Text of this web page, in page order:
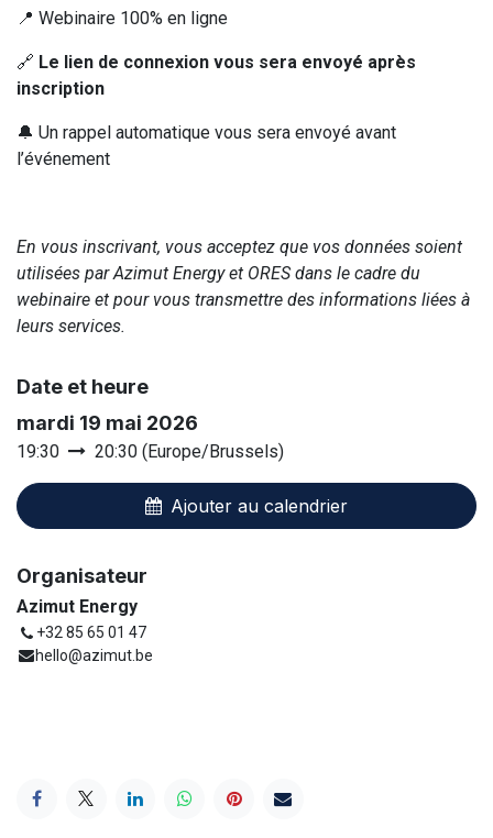
📍 Webinaire 100% en ligne
🔗 Le lien de connexion vous sera envoyé après
inscription
🔔 Un rappel automatique vous sera envoyé avant
l’événement
En vous inscrivant, vous acceptez que vos données soient
utilisées par Azimut Energy et ORES dans le cadre du
webinaire et pour vous transmettre des informations liées à
leurs services.
Date et heure
mardi 19 mai 2026
19:30 20:30 (Europe/Brussels)
Ajouter au calendrier
Organisateur
Azimut Energy
+32 85 65 01 47
hello@azimut.be